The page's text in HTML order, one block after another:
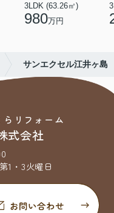
3LDK (63.26㎡)
980万円
サンエクセル江井ヶ島
リフォーム
式会社
1・3火曜日